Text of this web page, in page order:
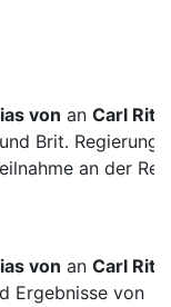
von an Carl
Brit. Regierung
an der
von an Carl
Ergebnisse von